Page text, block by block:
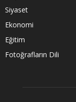
Siyaset
Ekonomi
Eğitim
Fotoğrafların Dili